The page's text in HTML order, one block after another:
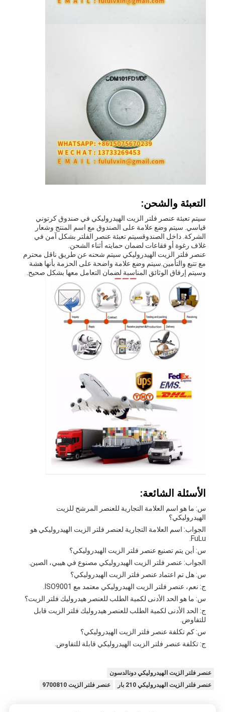
التعبئة والشحن:
سيتم تعبئة عنصر فلتر الزيت الهيدروليكي في صندوق كرتوني
قياسي. سيتم وضع علامة على الصندوق مع اسم المنتج وشعار
الشركة. داخل الصندوقسيتم تعبئة عنصر الفلتر بشكل آمن في
غلاف رغوة أو فقاعات لضمان حمايته أثناء الشحن.
عنصر فلتر الزيت الهيدروليكي سيتم شحنه عن طريق ناقل محترم
مع تتبع والتأمين.سيتم وضع علامة واضحة على الحزمة بأنها هشة
وسيتم إرفاق الوثائق المناسبة لضمان التعامل معها بشكل صحيح.
الأسئلة الشائعة:
س: ما هو اسم العلامة التجارية للعنصر المرشح للزيت
الهيدروليكي؟
الجواب: اسم العلامة التجارية لعنصر فلتر الزيت الهيدروليكي هو
FuLu.
س: أين يتم تصنيع عنصر فلتر الزيت الهيدروليكي؟
الجواب: عنصر فلتر الزيت الهيدروليكي مصنوع في هيبي، الصين.
س: هل تم اعتماد عنصر فلتر الزيت الهيدروليكي؟
ج: نعم، عنصر فلتر الزيت الهيدروليكي معتمد مع ISO9001.
س: ما هو الحد الأدنى لكمية الطلب للعنصر هيدروليك فلتر الزيت؟
ج: الحد الأدنى لكمية الطلب للعنصر هيدروليك فلتر الزيت قابل
للتفاوض.
س: كم تكلفة عنصر فلتر الزيت الهيدروليكي؟
ج: تكلفة عنصر فلتر الزيت الهيدروليكي قابلة للتفاوض.
عنصر فلتر الزيت الهيدروليكي دونالدسون
عنصر فلتر الزيت الهيدروليكي 210 بار
عنصر فلتر الزيت 9700810